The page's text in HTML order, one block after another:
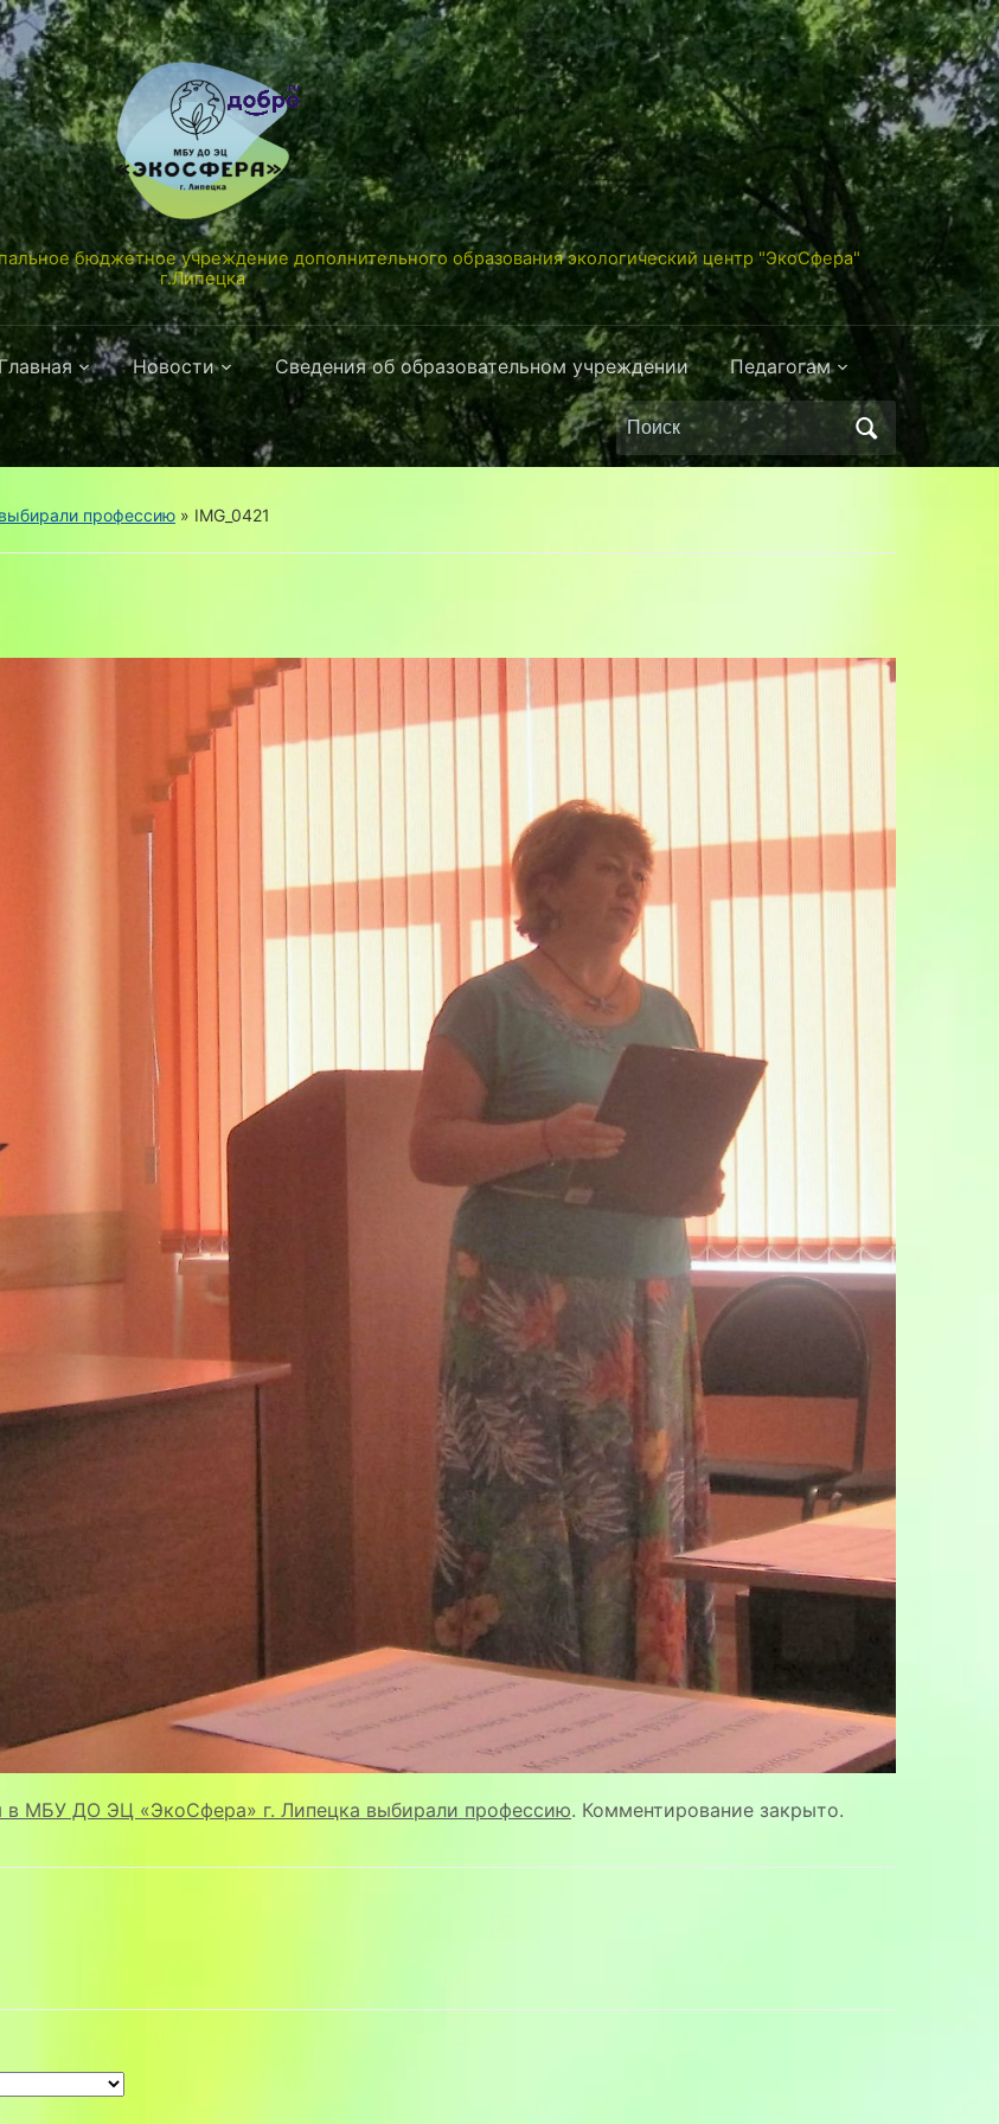
бюджетное учреждение дополнительного образования экологический центр "ЭкоСфера"
г.Липецка
Новости Сведения об образовательном учреждении Педагогам
Поиск
по:
профессию » IMG_0421
в МБУ ДО ЭЦ «ЭкоСфера» г. Липецка выбирали профессию. Комментирование закрыто.